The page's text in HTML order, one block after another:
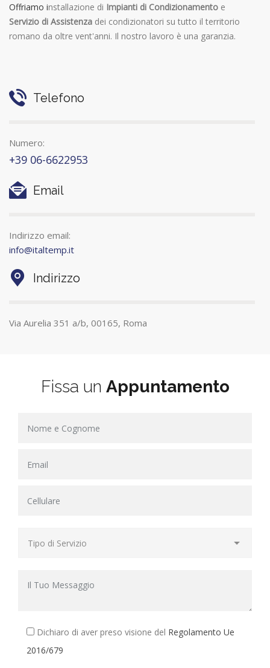
Offriamo installazione di Impianti di Condizionamento e
Servizio di Assistenza dei condizionatori su tutto il territorio
romano da oltre vent'anni. Il nostro lavoro è una garanzia.
Telefono
Numero:
+39 06-6622953
Email
Indirizzo email:
info@italtemp.it
Indirizzo
Via Aurelia 351 a/b, 00165, Roma
Fissa un Appuntamento
Dichiaro di aver preso visione del Regolamento Ue
2016/679